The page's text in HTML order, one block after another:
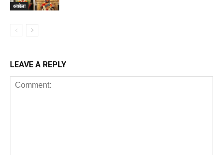
अकोला
LEAVE A REPLY